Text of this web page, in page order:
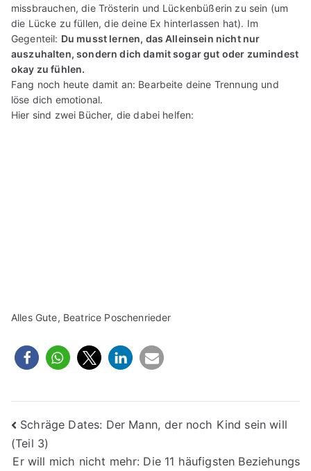
missbrauchen, die Trösterin und Lückenbüßerin zu sein (um
die Lücke zu füllen, die deine Ex hinterlassen hat). Im
Gegenteil: Du musst lernen, das Alleinsein nicht nur
auszuhalten, sondern dich damit sogar gut oder zumindest
okay zu fühlen.
Fang noch heute damit an: Bearbeite deine Trennung und
löse dich emotional.
Hier sind zwei Bücher, die dabei helfen:
Alles Gute, Beatrice Poschenrieder
Beitragsnavigation
Schräge Dates: Der Mann, der noch Kind sein will
(Teil 3)
Er will mich nicht mehr: Die 11 häufigsten Beziehungs